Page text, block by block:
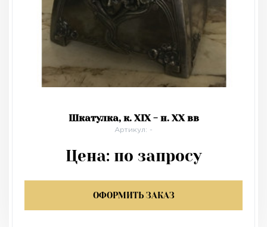
Шкатулка, к. XIX - н. XX вв
Артикул: -
Цена: по запросу
ОФОРМИТЬ ЗАКАЗ